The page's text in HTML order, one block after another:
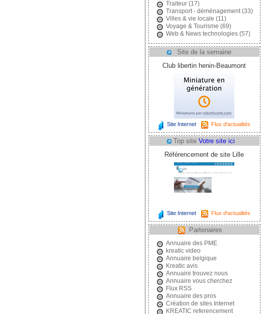
Traiteur(17)
Transport - déménagement(33)
Villes & vie locale (11)
Voyage & Tourisme (69)
Web & News technologies(57)
Site de la semaine
Club libertin henin-Beaumont
Site Internet Flux d'actualités
Top site Votre site ici
Référencement de site Lille
Site Internet Flux d'actualités
Partenaires
Annuaire des PME
kreatic video
Annuaire belgique
Kreatic avis
Annuaire trouvez nous
Annuaire vous cherchez
Flux RSS
Annuaire des pros
Création de sites Internet
KREATIC referencement